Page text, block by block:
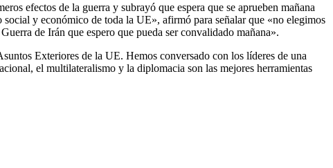
efectos de la guerra y subrayó que espera que se aprueben mañana
y económico de toda la UE», afirmó para señalar que «no elegimos
de Irán que espero que pueda ser convalidado mañana».
Exteriores de la UE. Hemos conversado con los líderes de una
el multilateralismo y la diplomacia son las mejores herramientas